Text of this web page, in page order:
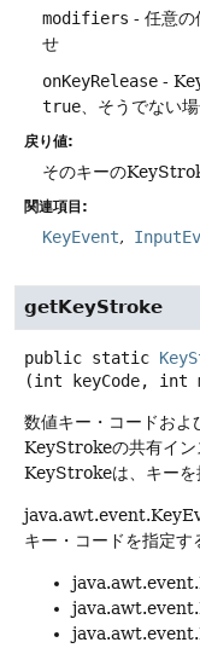
modifiers - 任意の
せ
onKeyRelease -
true 、そうでない
戻り値:
そのキーの
関連項目:
KeyEvent
getKeyStroke
public static
(int keyCode, int
数値キー・コードおよ
KeyStrokeの共有イン
KeyStrokeは、キーを
キー・コードを指定す